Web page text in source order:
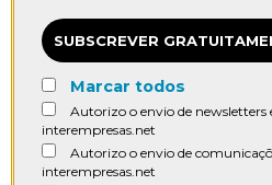
SUBSCREVER
Marcar todos
Autorizo o envio de newsletters
interempresas.net
Autorizo o envio de
interempresas.net